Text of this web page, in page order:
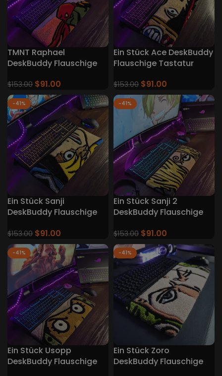
TMNT Raphael
DeskBuddy Flauschige
$153.00 $91.00
Ein Stück Ace DeskBuddy
Flauschige Tastatur
$153.00 $91.00
-41%
Ein Stück Sanji
DeskBuddy Flauschige
$153.00 $91.00
-41%
Ein Stück Sanji 2
DeskBuddy Flauschige
$153.00 $91.00
-41%
Ein Stück Usopp
DeskBuddy Flauschige
-41%
Ein Stück Zoro
DeskBuddy Flauschige